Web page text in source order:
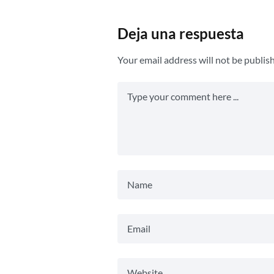
Deja una respuesta
Your email address will not be